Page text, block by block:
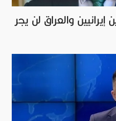
والعراق لن يجر